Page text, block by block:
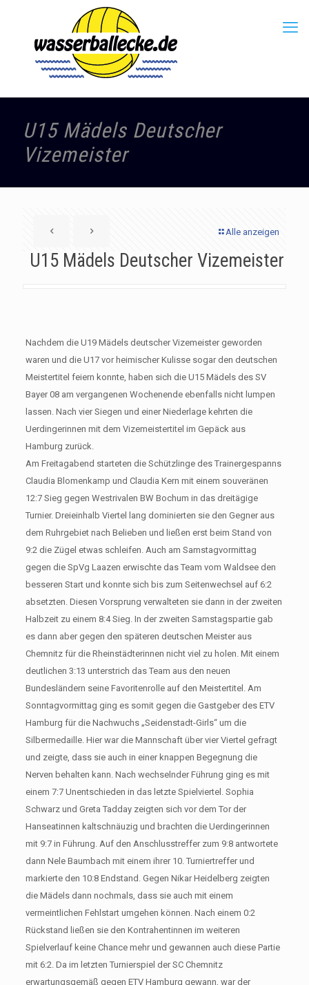
U15 Mädels Deutscher
Vizemeister
Alle anzeigen
U15 Mädels Deutscher Vizemeister
Nachdem die U19 Mädels deutscher Vizemeister geworden
waren und die U17 vor heimischer Kulisse sogar den deutschen
Meistertitel feiern konnte, haben sich die U15 Mädels des SV
Bayer 08 am vergangenen Wochenende ebenfalls nicht lumpen
lassen. Nach vier Siegen und einer Niederlage kehrten die
Uerdingerinnen mit dem Vizemeistertitel im Gepäck aus
Hamburg zurück.
Am Freitagabend starteten die Schützlinge des Trainergespanns
Claudia Blomenkamp und Claudia Kern mit einem souveränen
12:7 Sieg gegen Westrivalen BW Bochum in das dreitägige
Turnier. Dreieinhalb Viertel lang dominierten sie den Gegner aus
dem Ruhrgebiet nach Belieben und ließen erst beim Stand von
9:2 die Zügel etwas schleifen. Auch am Samstagvormittag
gegen die SpVg Laazen erwischte das Team vom Waldsee den
besseren Start und konnte sich bis zum Seitenwechsel auf 6:2
absetzten. Diesen Vorsprung verwalteten sie dann in der zweiten
Halbzeit zu einem 8:4 Sieg. In der zweiten Samstagspartie gab
es dann aber gegen den späteren deutschen Meister aus
Chemnitz für die Rheinstädterinnen nicht viel zu holen. Mit einem
deutlichen 3:13 unterstrich das Team aus den neuen
Bundesländern seine Favoritenrolle auf den Meistertitel. Am
Sonntagvormittag ging es somit gegen die Gastgeber des ETV
Hamburg für die Nachwuchs „Seidenstadt-Girls“ um die
Silbermedaille. Hier war die Mannschaft über vier Viertel gefragt
und zeigte, dass sie auch in einer knappen Begegnung die
Nerven behalten kann. Nach wechselnder Führung ging es mit
einem 7:7 Unentschieden in das letzte Spielviertel. Sophia
Schwarz und Greta Tadday zeigten sich vor dem Tor der
Hanseatinnen kaltschnäuzig und brachten die Uerdingerinnen
mit 9:7 in Führung. Auf den Anschlusstreffer zum 9:8 antwortete
dann Nele Baumbach mit einem ihrer 10. Turniertreffer und
markierte den 10:8 Endstand. Gegen Nikar Heidelberg zeigten
die Mädels dann nochmals, dass sie auch mit einem
vermeintlichen Fehlstart umgehen können. Nach einem 0:2
Rückstand ließen sie den Kontrahentinnen im weiteren
Spielverlauf keine Chance mehr und gewannen auch diese Partie
mit 6:2. Da im letzten Turnierspiel der SC Chemnitz
erwartungsgemäß gegen ETV Hamburg gewann, war der